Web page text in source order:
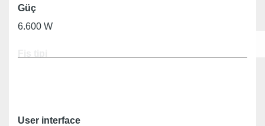
560 mm
6,0 mm
Güç
6.600 W
User interface